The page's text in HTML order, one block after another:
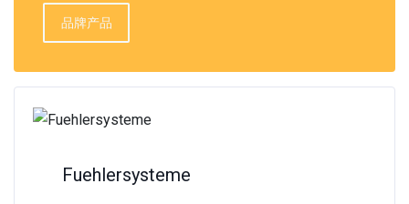
品牌产品
Fuehlersysteme